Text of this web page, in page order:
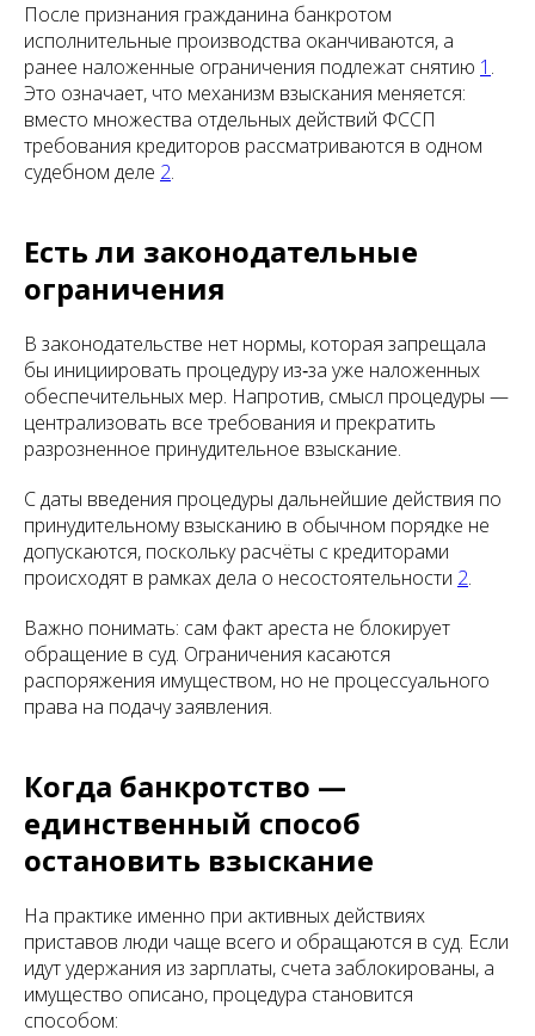
После признания гражданина банкротом
исполнительные производства оканчиваются, а
ранее наложенные ограничения подлежат снятию 1 .
Это означает, что механизм взыскания меняется:
вместо множества отдельных действий ФССП
требования кредиторов рассматриваются в одном
судебном деле 2.
Есть ли законодательные
ограничения
В законодательстве нет нормы, которая запрещала
бы инициировать процедуру из‑за уже наложенных
обеспечительных мер. Напротив, смысл процедуры —
централизовать все требования и прекратить
разрозненное принудительное взыскание.
С даты введения процедуры дальнейшие действия по
принудительному взысканию в обычном порядке не
допускаются, поскольку расчёты с кредиторами
происходят в рамках дела о несостоятельности 2.
Важно понимать: сам факт ареста не блокирует
обращение в суд. Ограничения касаются
распоряжения имуществом, но не процессуального
права на подачу заявления.
Когда банкротство —
единственный способ
остановить взыскание
На практике именно при активных действиях
приставов люди чаще всего и обращаются в суд. Если
идут удержания из зарплаты, счета заблокированы, а
имущество описано, процедура становится
способом: